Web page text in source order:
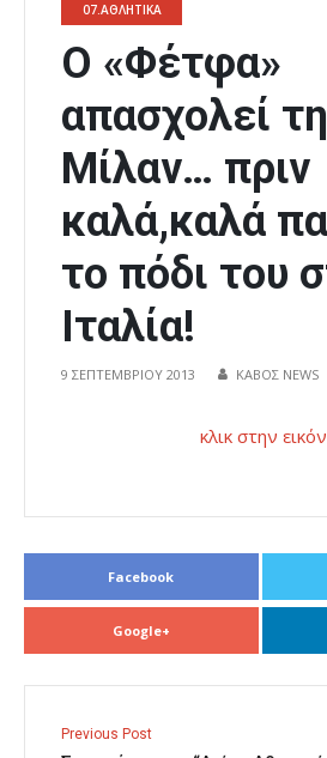
07.ΑΘΛΗΤΙΚΑ
Ο «Φέτφα»
απασχολεί
Μίλαν… πριν
καλά,καλά
το πόδι του
Ιταλία!
9 ΣΕΠΤΕΜΒΡΊΟΥ 2013 ΚΑΒΟΣ NEWS
κλικ στην
Facebook
Google+
Previous Post